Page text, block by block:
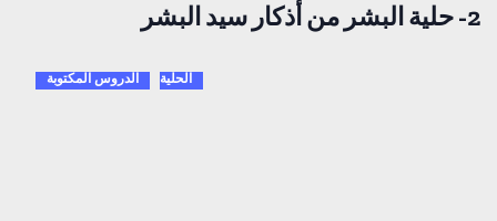
2- حلية البشر من أذكار سيد البشر
الحلية الدروس المكتوبة